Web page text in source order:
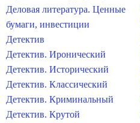
Деловая литература. Ценные
бумаги, инвестиции
Детектив
Детектив. Иронический
Детектив. Исторический
Детектив. Классический
Детектив. Криминальный
Детектив. Крутой